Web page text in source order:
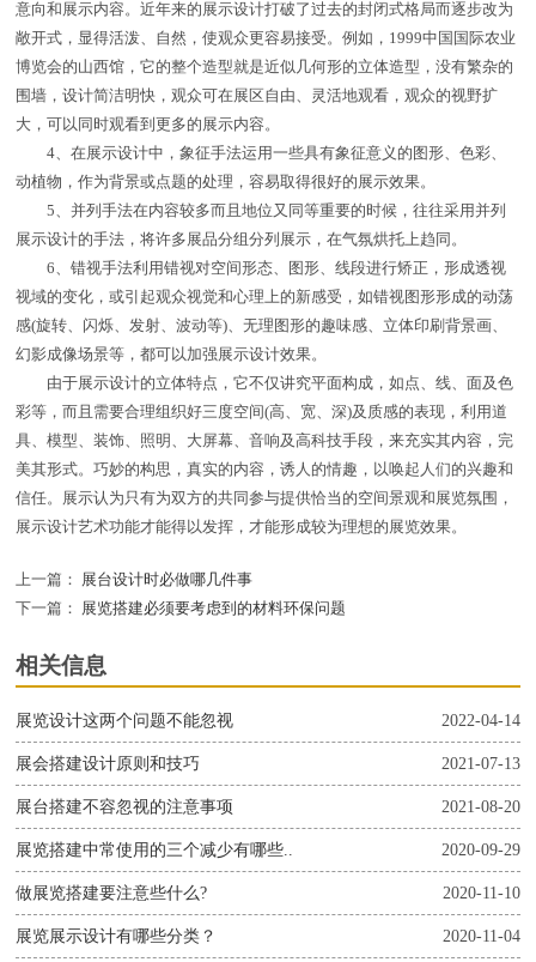
意向和展示内容。近年来的展示设计打破了过去的封闭式格局而逐步改为
敞开式，显得活泼、自然，使观众更容易接受。例如，1999中国国际农业
博览会的山西馆，它的整个造型就是近似几何形的立体造型，没有繁杂的
围墙，设计简洁明快，观众可在展区自由、灵活地观看，观众的视野扩
大，可以同时观看到更多的展示内容。
4、在展示设计中，象征手法运用一些具有象征意义的图形、色彩、
动植物，作为背景或点题的处理，容易取得很好的展示效果。
5、并列手法在内容较多而且地位又同等重要的时候，往往采用并列
展示设计的手法，将许多展品分组分列展示，在气氛烘托上趋同。
6、错视手法利用错视对空间形态、图形、线段进行矫正，形成透视
视域的变化，或引起观众视觉和心理上的新感受，如错视图形形成的动荡
感(旋转、闪烁、发射、波动等)、无理图形的趣味感、立体印刷背景画、
幻影成像场景等，都可以加强展示设计效果。
由于展示设计的立体特点，它不仅讲究平面构成，如点、线、面及色
彩等，而且需要合理组织好三度空间(高、宽、深)及质感的表现，利用道
具、模型、装饰、照明、大屏幕、音响及高科技手段，来充实其内容，完
美其形式。巧妙的构思，真实的内容，诱人的情趣，以唤起人们的兴趣和
信任。展示认为只有为双方的共同参与提供恰当的空间景观和展览氛围，
展示设计艺术功能才能得以发挥，才能形成较为理想的展览效果。
上一篇：
展台设计时必做哪几件事
下一篇：
展览搭建必须要考虑到的材料环保问题
相关信息
2022-04-14
展览设计这两个问题不能忽视
2021-07-13
展会搭建设计原则和技巧
2021-08-20
展台搭建不容忽视的注意事项
2020-09-29
展览搭建中常使用的三个减少有哪些..
2020-11-10
做展览搭建要注意些什么?
2020-11-04
展览展示设计有哪些分类？